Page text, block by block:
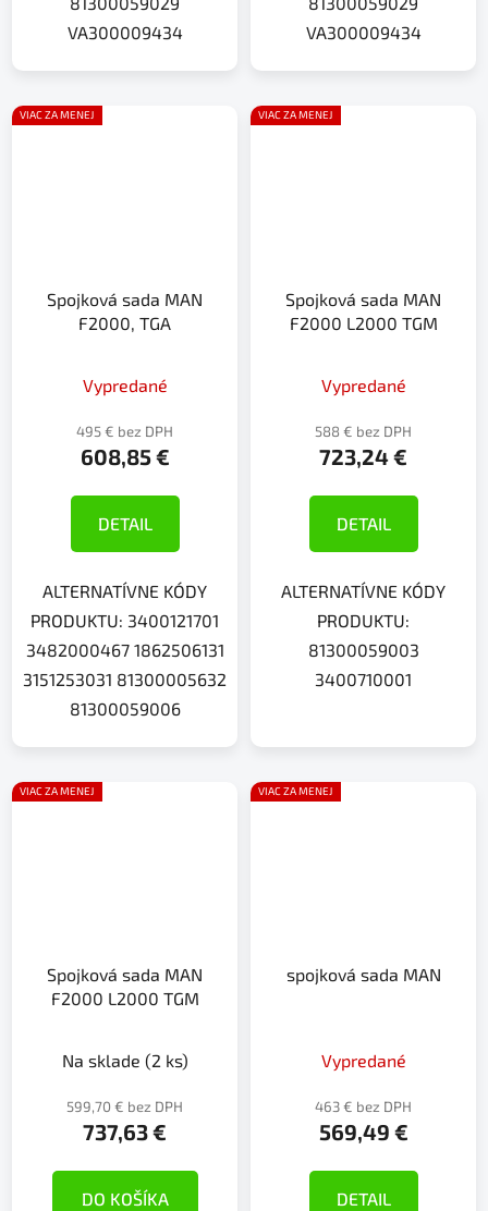
VA300009434
VA300009434
VIAC ZA MENEJ
Spojková sada MAN
F2000, TGA
Vypredané
495 € bez DPH
608,85 €
DETAIL
ALTERNATÍVNE KÓDY
PRODUKTU: 3400121701
3482000467 1862506131
3151253031 81300005632
81300059006
VIAC ZA MENEJ
Spojková sada MAN
F2000 L2000 TGM
Vypredané
588 € bez DPH
723,24 €
DETAIL
ALTERNATÍVNE KÓDY
PRODUKTU:
81300059003
3400710001
VIAC ZA MENEJ
Spojková sada MAN
F2000 L2000 TGM
Na sklade (2 ks)
599,70 € bez DPH
737,63 €
DO KOŠÍKA
VIAC ZA MENEJ
spojková sada MAN
Vypredané
463 € bez DPH
569,49 €
DETAIL